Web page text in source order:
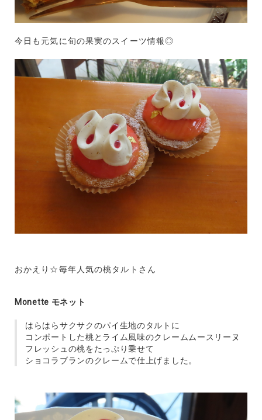
今日も元気に旬の果実のスイーツ情報◎
おかえり☆毎年人気の桃タルトさん
Monette モネット
はらはらサクサクのパイ生地のタルトに
コンポートした桃とライム風味のクレームムースリーヌ
フレッシュの桃をたっぷり乗せて
ショコラブランのクレームで仕上げました。